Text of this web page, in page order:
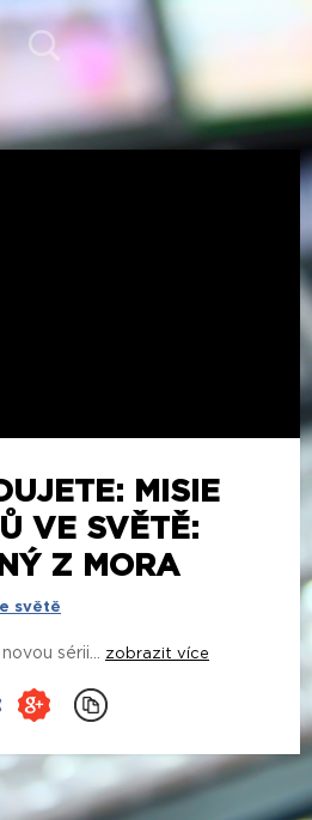
MISIE
VE SVĚTĚ:
Z MORA
světě
sérii... zobrazit více